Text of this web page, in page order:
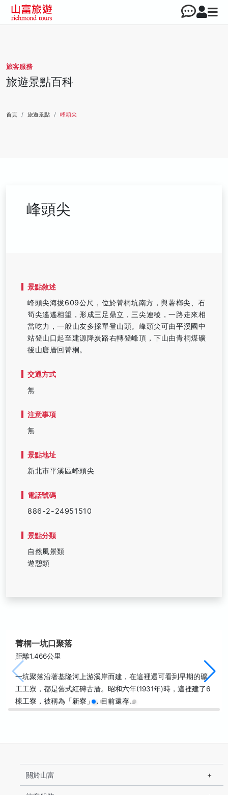
旅客服務
旅遊景點百科
首頁 旅遊景點 峰頭尖
峰頭尖
景點敘述
峰頭尖海拔609公尺，位於菁桐坑南方，與薯榔尖、石
筍尖遙遙相望，形成三足鼎立，三尖連稜，一路走來相
當吃力，一般山友多採單登山頭。峰頭尖可由平溪國中
站登山口起至建源降炭路右轉登峰頂，下山由青桐煤礦
後山唐厝回菁桐。
交通方式
無
注意事項
無
景點地址
新北市平溪區峰頭尖
電話號碼
886-2-24951510
景點分類
自然風景類
遊憩類
菁桐一坑口聚落
距離1.466公里
一坑聚落沿著基隆河上游溪岸而建，在這裡還可看到早期的礦
工工寮，都是舊式紅磚古厝。昭和六年(1931年)時，這裡建了6
棟工寮，被稱為「新寮」，目前還存…
關於山富